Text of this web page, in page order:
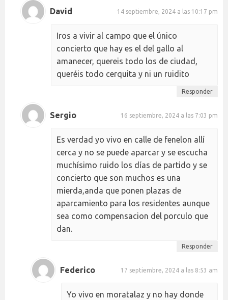
David 14 septiembre, 2024 a las 10:17 pm
Iros a vivir al campo que el único
concierto que hay es el del gallo al
amanecer, quereis todo los de ciudad,
queréis todo cerquita y ni un ruidito
Responder
Sergio 16 septiembre, 2024 a las 7:03 pm
Es verdad yo vivo en calle de fenelon allí
cerca y no se puede aparcar y se escucha
muchísimo ruido los días de partido y se
concierto que son muchos es una
mierda,anda que ponen plazas de
aparcamiento para los residentes aunque
sea como compensacion del porculo que
dan.
Responder
Federico 17 septiembre, 2024 a las 8:53 am
Yo vivo en moratalaz y no hay donde